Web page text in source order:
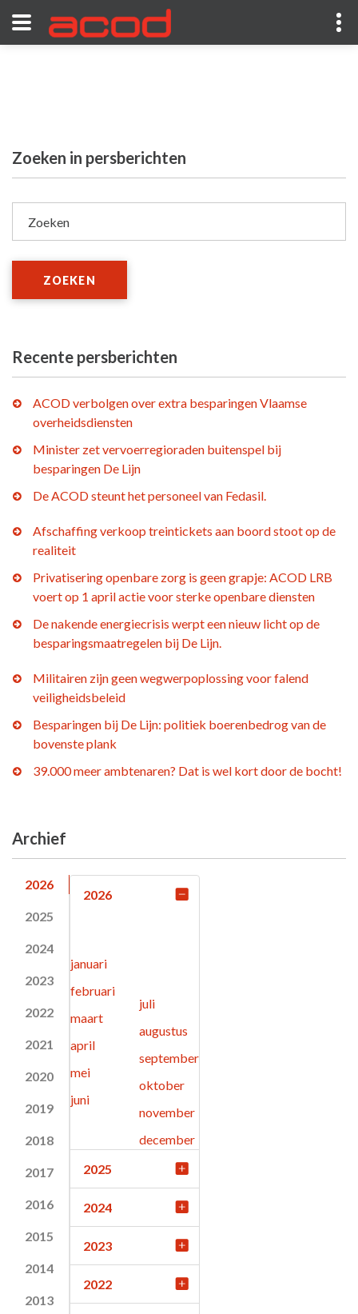
Zoeken in persberichten
Zoeken
ZOEKEN
Recente persberichten
ACOD verbolgen over extra besparingen Vlaamse
overheidsdiensten
Minister zet vervoerregioraden buitenspel bij
besparingen De Lijn
De ACOD steunt het personeel van Fedasil.
Afschaffing verkoop treintickets aan boord stoot op de
realiteit
Privatisering openbare zorg is geen grapje: ACOD LRB
voert op 1 april actie voor sterke openbare diensten
De nakende energiecrisis werpt een nieuw licht op de
besparingsmaatregelen bij De Lijn.
Militairen zijn geen wegwerpoplossing voor falend
veiligheidsbeleid
Besparingen bij De Lijn: politiek boerenbedrog van de
bovenste plank
39.000 meer ambtenaren? Dat is wel kort door de bocht!
Archief
2026
2025
2024
2023
2022
2021
2020
2019
2018
2017
2016
2015
2014
2013
2026
januari
februari
maart
april
mei
juni
juli
augustus
september
oktober
november
december
2025
2024
2023
2022